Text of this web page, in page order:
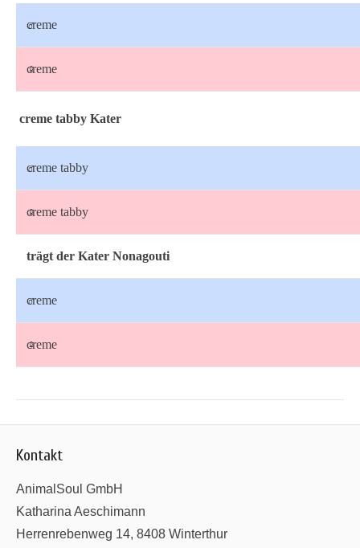
♂
creme
♀
creme
creme tabby Kater
♂
creme tabby
♀
creme tabby
trägt der Kater Nonagouti
♂
creme
♀
creme
Kontakt
AnimalSoul GmbH
Katharina Aeschimann
Herrenrebenweg 14, 8408 Winterthur